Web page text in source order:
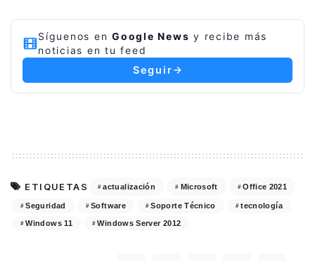
Síguenos en Google News y recibe más
noticias en tu feed
Seguir
ETIQUETAS actualización Microsoft Office 2021
Seguridad Software Soporte Técnico tecnología
Windows 11 Windows Server 2012